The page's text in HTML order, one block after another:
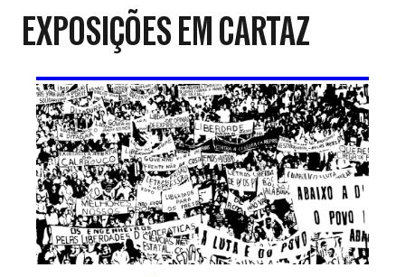
EXPOSIÇÕES EM CARTAZ